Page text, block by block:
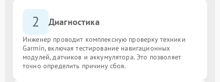
2 Диагностика
Инженер проводит комплексную проверку техники
Garmin, включая тестирование навигационных
модулей, датчиков и аккумулятора. Это позволяет
точно определить причину сбоя.